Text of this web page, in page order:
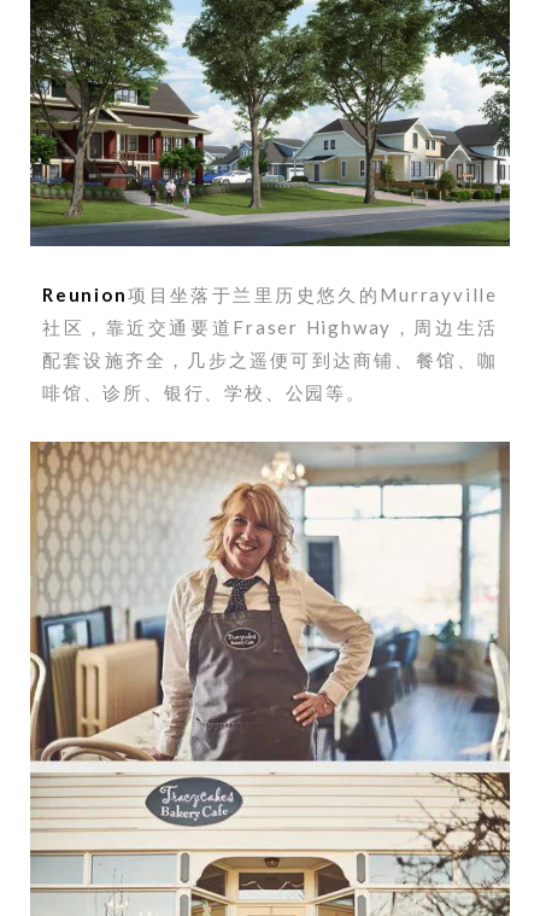
Reunion项目坐落于兰里历史悠久的Murrayville
社区，靠近交通要道Fraser Highway，周边生活
配套设施齐全，几步之遥便可到达商铺、餐馆、咖
啡馆、诊所、银行、学校、公园等。